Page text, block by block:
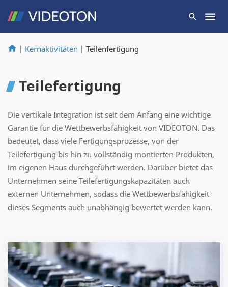
| Kernaktivitäten | Teilenfertigung
Teilefertigung
Die vertikale Integration ist seit dem Anfang eine wichtige
Garantie für die Wettbewerbsfähigkeit von VIDEOTON. Das
bedeutet, dass viele Fertigungsprozesse, von der
Teilefertigung bis hin zu vollständig montierten Produkten,
im eigenen Haus durchgeführt werden. Darüber bietet das
Unternehmen seine Teilefertigungskapazitäten auch
externen Unternehmen, sodass die Wettbewerbsfähigkeit
dieses Segments auch unabhängig bewertet werden kann.